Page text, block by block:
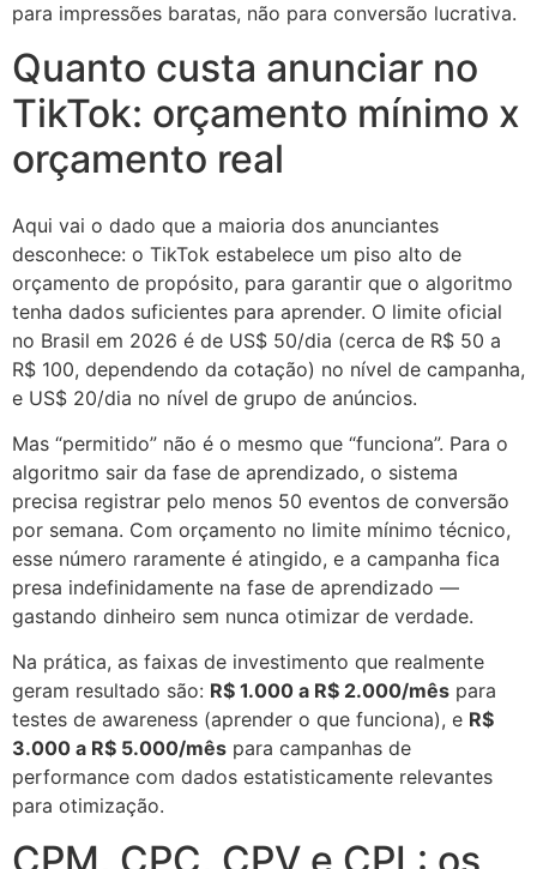
para impressões baratas, não para conversão lucrativa.
Quanto custa anunciar no
TikTok: orçamento mínimo x
orçamento real
Aqui vai o dado que a maioria dos anunciantes
desconhece: o TikTok estabelece um piso alto de
orçamento de propósito, para garantir que o algoritmo
tenha dados suficientes para aprender. O limite oficial
no Brasil em 2026 é de US$ 50/dia (cerca de R$ 50 a
R$ 100, dependendo da cotação) no nível de campanha,
e US$ 20/dia no nível de grupo de anúncios.
Mas “permitido” não é o mesmo que “funciona”. Para o
algoritmo sair da fase de aprendizado, o sistema
precisa registrar pelo menos 50 eventos de conversão
por semana. Com orçamento no limite mínimo técnico,
esse número raramente é atingido, e a campanha fica
presa indefinidamente na fase de aprendizado —
gastando dinheiro sem nunca otimizar de verdade.
Na prática, as faixas de investimento que realmente
geram resultado são: R$ 1.000 a R$ 2.000/mês para
testes de awareness (aprender o que funciona), e R$
3.000 a R$ 5.000/mês para campanhas de
performance com dados estatisticamente relevantes
para otimização.